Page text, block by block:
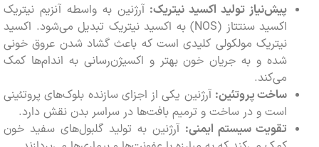
پیش‌نیاز تولید اکسید نیتریک:آرژنین به واسطه آنزیم نیتریک
اکسید سنتتاز (NOS) به اکسید نیتریک تبدیل می‌شود. اکسید
نیتریک مولکولی کلیدی است که باعث گشاد شدن عروق خونی
شده و به جریان خون بهتر و اکسیژن‌رسانی به اندام‌ها کمک
می‌کند.
ساخت پروتئین:آرژنین یکی از اجزای سازنده بلوک‌های پروتئینی
است و در ساخت و ترمیم بافت‌ها در سراسر بدن نقش دارد.
تقویت سیستم ایمنی:آرژنین به تولید گلبول‌های سفید خون